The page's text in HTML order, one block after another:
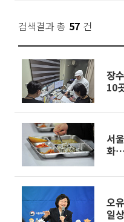
검색결과 총 57 건
장
10
서
화
오
일